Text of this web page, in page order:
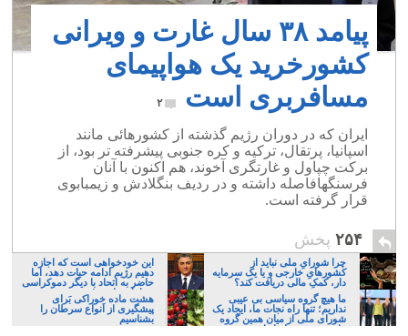
پیامد ۳۸ سال غارت و ویرانی
کشورخرید یک هواپیمای
مسافربری است
۲
ایران که در دوران رژیم گذشته از کشورهائی مانند
اسپانیا، پرتقال، ترکیه و کره جنوبی پیشرفته تر بود، از
برکت چپاول و غارتگری آخوند، هم اکنون با آنان
فرسنگهافاصله داشته و در ردیف بنگلادش و زیمبابوی
قرار گرفته است.
۲۵۴ پخش
چرا شورایِ ملی نباید از
کشورهایِ خارجی و یا یک سرمایه
دار، کمکِ مالی دریافت کند؟
این خودخواهی است که اجازه
دهیم رژیم ادامه حیات دهد، اما
حاضر به اتحاد با دیگر دموکراسی
خواهان نباشیم!
ما هیچ گروه سیاسی بی عیبی
نداریم؛ تنها راه نجات ما، ایجاد یک
شورای ملی از میان همین گروه
های پر عیب و ایراد است
هشت ماده خوراکی بَرای
پیشگیری از اَنواع سرطان را
بشناسیم